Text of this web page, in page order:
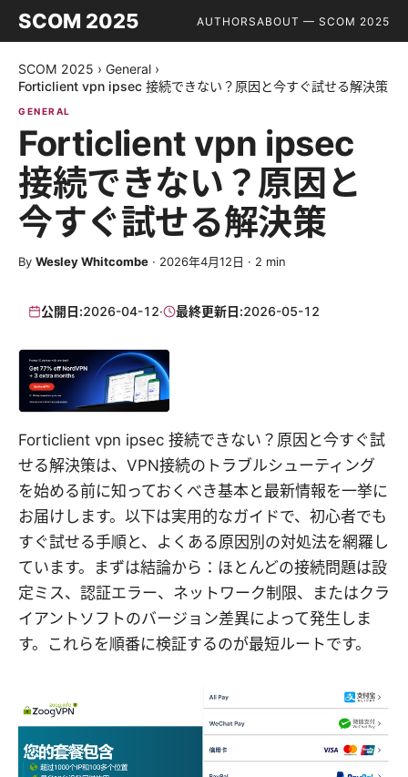
SCOM 2025 AUTHORSABOUT — SCOM 2025
SCOM 2025 › General ›
Forticlient vpn ipsec 接続できない？原因と今すぐ試せる解決策
GENERAL
Forticlient vpn ipsec
接続できない？原因と
今すぐ試せる解決策
By Wesley Whitcombe · 2026年4月12日 · 2 min
公開日:2026-04-12· 最終更新日:2026-05-12
Forticlient vpn ipsec 接続できない？原因と今すぐ試
せる解決策は、VPN接続のトラブルシューティング
を始める前に知っておくべき基本と最新情報を一挙に
お届けします。以下は実用的なガイドで、初心者でも
すぐ試せる手順と、よくある原因別の対処法を網羅し
ています。まずは結論から：ほとんどの接続問題は設
定ミス、認証エラー、ネットワーク制限、またはクラ
イアントソフトのバージョン差異によって発生しま
す。これらを順番に検証するのが最短ルートです。